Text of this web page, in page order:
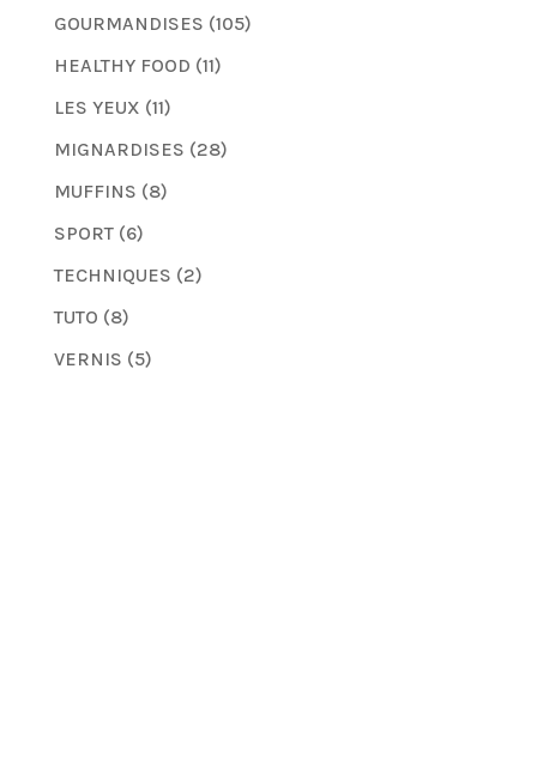
GOURMANDISES (105)
HEALTHY FOOD (11)
LES YEUX (11)
MIGNARDISES (28)
MUFFINS (8)
SPORT(6)
TECHNIQUES (2)
TUTO (8)
VERNIS (5)